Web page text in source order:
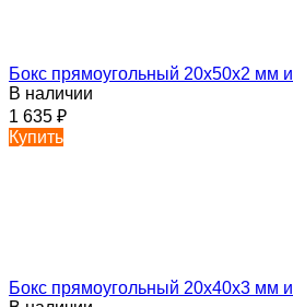
Бокс прямоугольный 20х50х2 мм
В наличии
1 635 ₽
Купить
Бокс прямоугольный 20х40х3 мм